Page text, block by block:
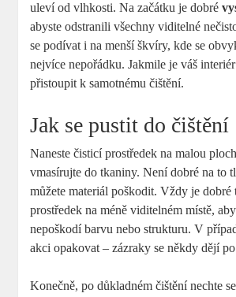
uleví od vlhkosti. Na začátku je dobré
abyste odstranili všechny viditelné
se podívat i na menší škvíry, kde se
nejvíce nepořádku. Jakmile je váš
přistoupit k samotnému čištění.
Jak se pustit do čištění
Naneste čisticí prostředek na malou
vmasírujte do tkaniny. Není dobré na to
můžete materiál poškodit. Vždy je dobré
prostředek na méně viditelném místě,
nepoškodí barvu nebo strukturu. V
akci opakovat – zázraky se někdy dějí
Konečně, po důkladném čištění nechte